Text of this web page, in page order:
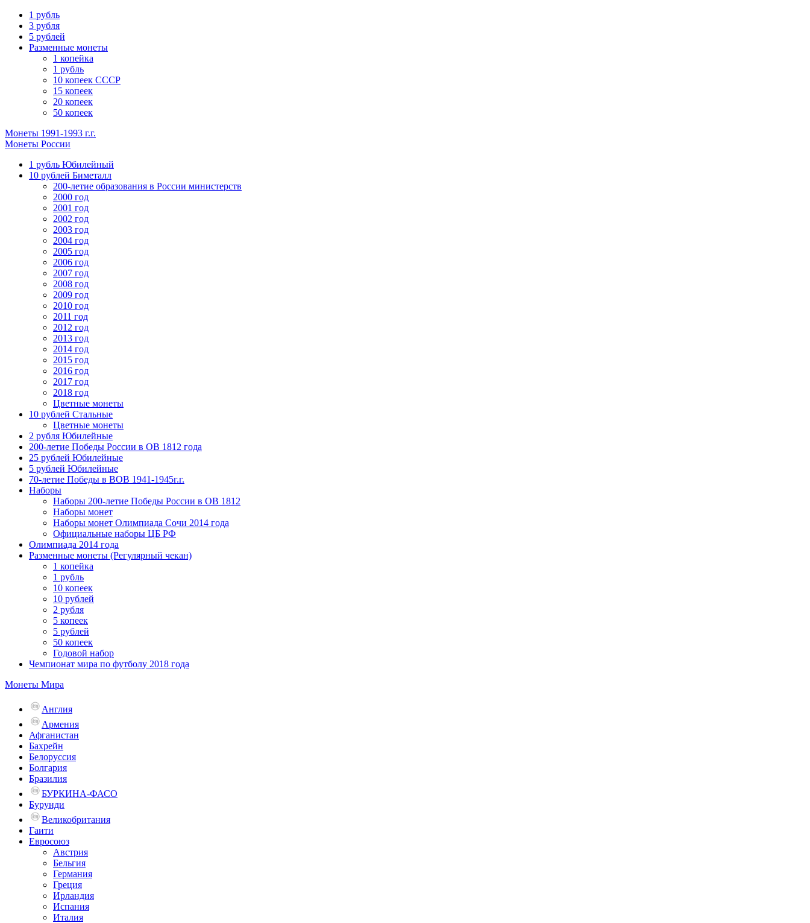
1 рубль
3 рубля
5 рублей
Разменные монеты
1 копейка
1 рубль
10 копеек СССР
15 копеек
20 копеек
50 копеек
Монеты 1991-1993 г.г.
Монеты России
1 рубль Юбилейный
10 рублей Биметалл
200-летие образования в России министерств
2000 год
2001 год
2002 год
2003 год
2004 год
2005 год
2006 год
2007 год
2008 год
2009 год
2010 год
2011 год
2012 год
2013 год
2014 год
2015 год
2016 год
2017 год
2018 год
Цветные монеты
10 рублей Стальные
Цветные монеты
2 рубля Юбилейные
200-летие Победы России в ОВ 1812 года
25 рублей Юбилейные
5 рублей Юбилейные
70-летие Победы в ВОВ 1941-1945г.г.
Наборы
Наборы 200-летие Победы России в ОВ 1812
Наборы монет
Наборы монет Олимпиада Сочи 2014 года
Официальные наборы ЦБ РФ
Олимпиада 2014 года
Разменные монеты (Регулярный чекан)
1 копейка
1 рубль
10 копеек
10 рублей
2 рубля
5 копеек
5 рублей
50 копеек
Годовой набор
Чемпионат мира по футболу 2018 года
Монеты Мира
Англия
Армения
Афганистан
Бахрейн
Белоруссия
Болгария
Бразилия
БУРКИНА-ФАСО
Бурунди
Великобритания
Гаити
Евросоюз
Австрия
Бельгия
Германия
Греция
Ирландия
Испания
Италия